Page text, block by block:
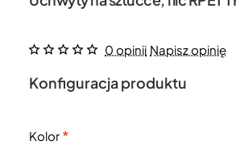
0 opinii Napisz opinię
Konfiguracja produktu
Kolor